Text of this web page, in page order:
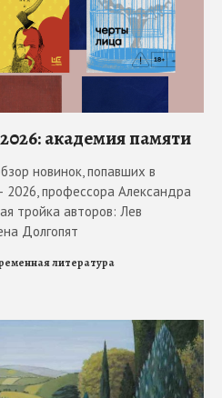
академия памяти
новинок, попавших в
2026, профессора Александра
тройка авторов: Лев
Долгопят
литература